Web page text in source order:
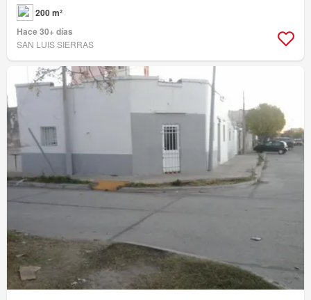
200 m²
Hace 30+ días
SAN LUIS SIERRAS